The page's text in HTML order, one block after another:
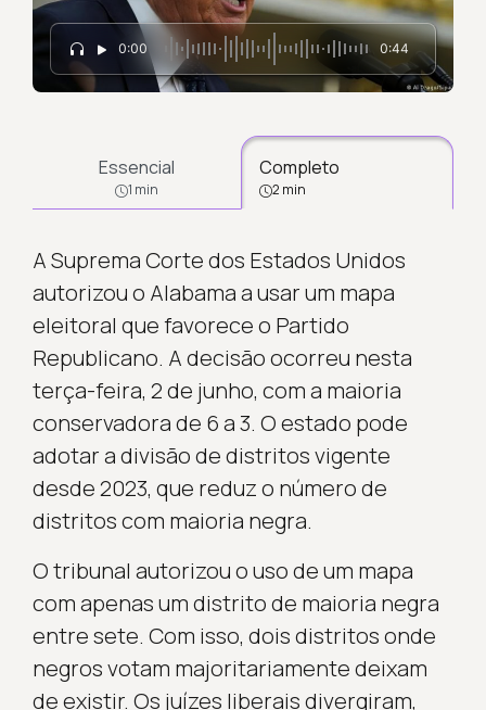
0:00 0:44
Essencial
1 min
Completo
2 min
A Suprema Corte dos Estados Unidos
autorizou o Alabama a usar um mapa
eleitoral que favorece o Partido
Republicano. A decisão ocorreu nesta
terça-feira, 2 de junho, com a maioria
conservadora de 6 a 3. O estado pode
adotar a divisão de distritos vigente
desde 2023, que reduz o número de
distritos com maioria negra.
O tribunal autorizou o uso de um mapa
com apenas um distrito de maioria negra
entre sete. Com isso, dois distritos onde
negros votam majoritariamente deixam
de existir. Os juízes liberais divergiram,